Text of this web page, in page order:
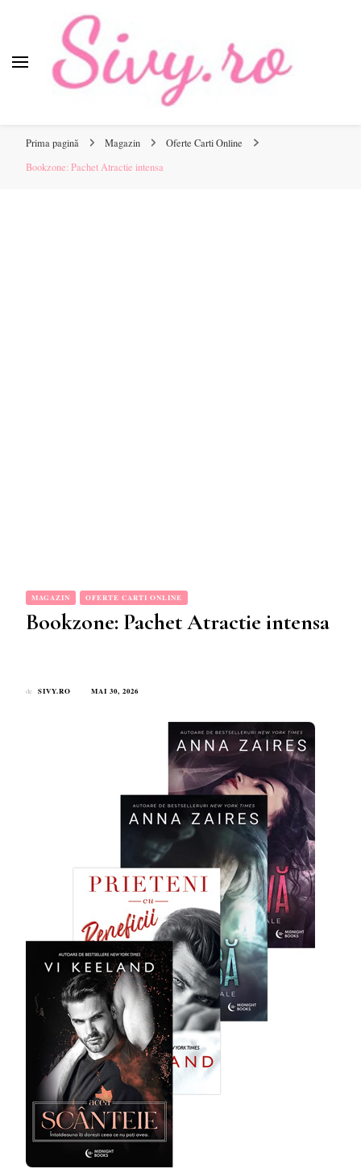
online pentru tine.
Prima pagină Magazin
Oferte Carti Online
Bookzone: Pachet Atractie intensa
MAGAZIN OFERTE CARTI ONLINE
Bookzone: Pachet Atractie intensa
de SIVY.RO MAI 30, 2026